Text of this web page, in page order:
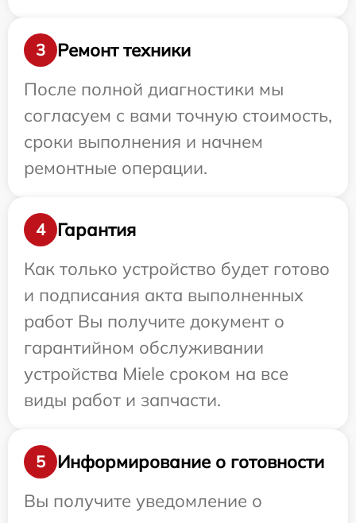
3
Ремонт техники
После полной диагностики мы
согласуем с вами точную стоимость,
сроки выполнения и начнем
ремонтные операции.
4
Гарантия
Как только устройство будет готово
и подписания акта выполненных
работ Вы получите документ о
гарантийном обслуживании
устройства Miele сроком на все
виды работ и запчасти.
5
Информирование о готовности
Вы получите уведомление о